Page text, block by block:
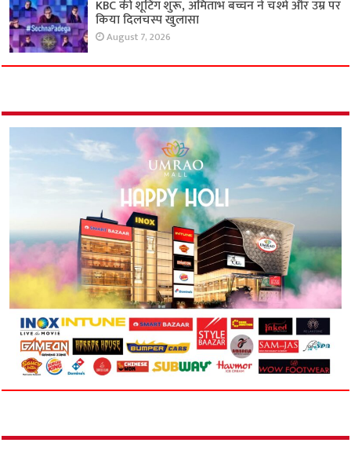
KBC की शूटिंग शुरू, अमिताभ बच्चन ने चश्मे और उम्र पर
किया दिलचस्प खुलासा
August 7, 2026